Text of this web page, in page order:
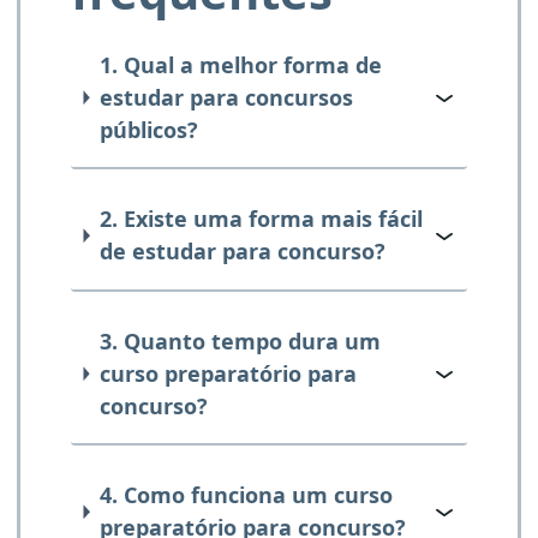
1. Qual a melhor forma de
estudar para concursos
públicos?
2. Existe uma forma mais fácil
de estudar para concurso?
3. Quanto tempo dura um
curso preparatório para
concurso?
4. Como funciona um curso
preparatório para concurso?